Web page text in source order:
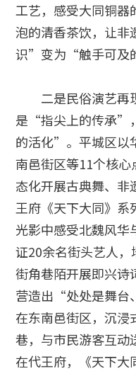
工艺，感受大同铜器
泡的清香茶饮，让
识”变为“触手可及
二是民俗演艺再
是“指尖上的传承”
的活化”。平城区以
南邑街区等11个核
态化开展古典舞、非
王府《天下大同》系
光影中感受北魏风华
证20余名街头艺人
街角巷陌开展即兴诗
营造出“处处是舞台
在东南邑街区，沉浸
巷，与市民游客互动
在代王府，《天下大